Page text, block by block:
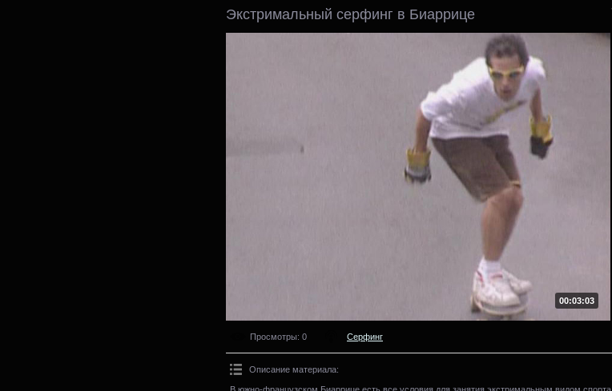
Экстримальный серфинг в Биаррице
00:03:03
Просмотры: 0 Серфинг
Описание материала:
В южно-французском Биаррице есть все условия для занятия экстримальным видом спорта.